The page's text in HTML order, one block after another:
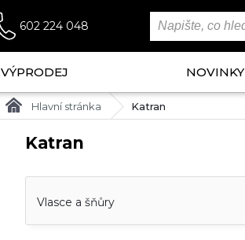
602 224 048
VÝPRODEJ NOVINKY
Hlavní stránka Katran
Katran
Vlasce a šňůry